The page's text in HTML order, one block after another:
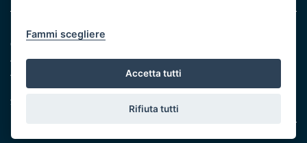
Note legali
Cookie e privacy
Amministrazione trasparente
Atti di notifica
Feed RSS
Servizi intranet
Fammi scegliere
Accetta tutti
Rifiuta tutti